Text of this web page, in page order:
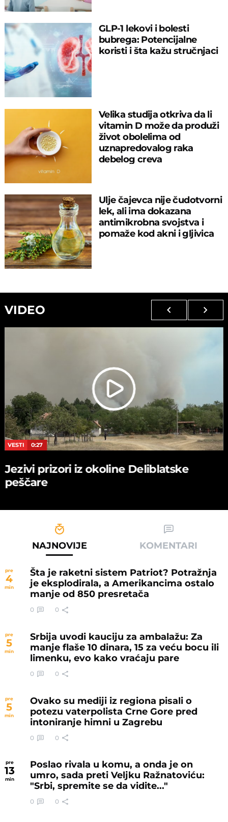
GLP-1 lekovi i bolesti
bubrega: Potencijalne
koristi i šta kažu stručnjaci
Velika studija otkriva da li
vitamin D može da produži
život obolelima od
uznapredovalog raka
debelog creva
Ulje čajevca nije čudotvorni
lek, ali ima dokazana
antimikrobna svojstva i
pomaže kod akni i gljivica
VIDEO
VESTI 0:27
Jezivi prizori iz okoline Deliblatske
peščare
NAJNOVIJE KOMENTARI
pre
4
min
Šta je raketni sistem Patriot? Potražnja
je eksplodirala, a Amerikancima ostalo
manje od 850 presretača
0 0
pre
5
min
Srbija uvodi kauciju za ambalažu: Za
manje flaše 10 dinara, 15 za veću bocu ili
limenku, evo kako vraćaju pare
0 0
pre
5
min
Ovako su mediji iz regiona pisali o
potezu vaterpolista Crne Gore pred
intoniranje himni u Zagrebu
0 0
pre
13
min
Poslao rivala u komu, a onda je on
umro, sada preti Veljku Ražnatoviću:
"Srbi, spremite se da vidite..."
0 0